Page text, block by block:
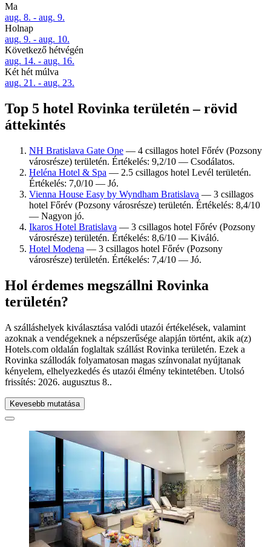
Ma
aug. 8. - aug. 9.
Holnap
aug. 9. - aug. 10.
Következő hétvégén
aug. 14. - aug. 16.
Két hét múlva
aug. 21. - aug. 23.
Top 5 hotel Rovinka területén – rövid
áttekintés
NH Bratislava Gate One — 4 csillagos hotel Főrév (Pozsony
városrésze) területén. Értékelés: 9,2/10 — Csodálatos.
Heléna Hotel & Spa — 2.5 csillagos hotel Levél területén.
Értékelés: 7,0/10 — Jó.
Vienna House Easy by Wyndham Bratislava — 3 csillagos
hotel Főrév (Pozsony városrésze) területén. Értékelés: 8,4/10
— Nagyon jó.
Ikaros Hotel Bratislava — 3 csillagos hotel Főrév (Pozsony
városrésze) területén. Értékelés: 8,6/10 — Kiváló.
Hotel Modena — 3 csillagos hotel Főrév (Pozsony
városrésze) területén. Értékelés: 7,4/10 — Jó.
Hol érdemes megszállni Rovinka
területén?
A szálláshelyek kiválasztása valódi utazói értékelések, valamint
azoknak a vendégeknek a népszerűsége alapján történt, akik a(z)
Hotels.com oldalán foglaltak szállást Rovinka területén. Ezek a
Rovinka szállodák folyamatosan magas színvonalat nyújtanak
kényelem, elhelyezkedés és utazói élmény tekintetében. Utolsó
frissítés: 2026. augusztus 8..
Kevesebb mutatása